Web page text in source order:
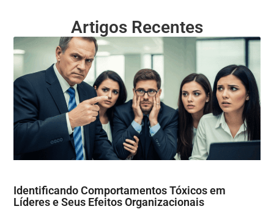
Artigos Recentes
Identificando Comportamentos Tóxicos em
Líderes e Seus Efeitos Organizacionais